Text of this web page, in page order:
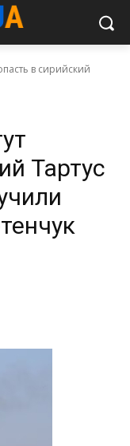
в сирийский
Тартус